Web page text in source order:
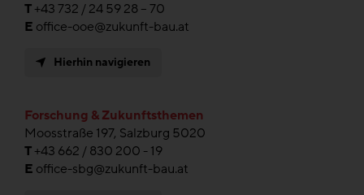
T+43 732 / 24 59 28 – 70
E office-ooe@zukunft-bau.at
Hierhin navigieren
Forschung & Zukunftsthemen
Moosstraße 197, Salzburg 5020
T+43 662 / 830 200 - 19
E office-sbg@zukunft-bau.at